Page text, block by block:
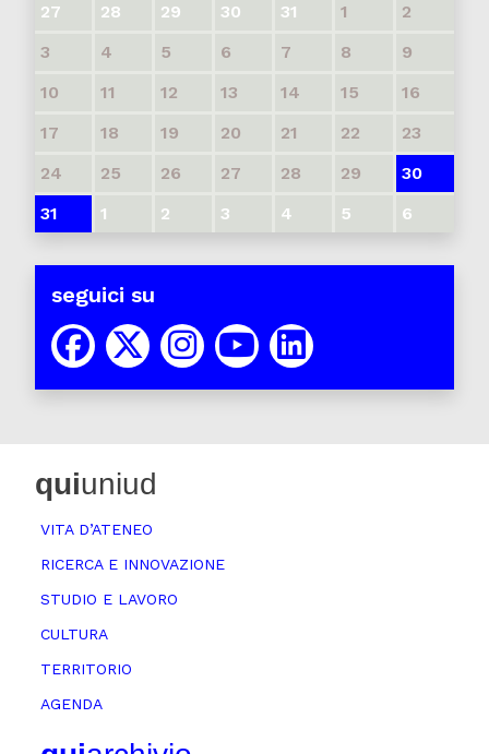
27 28 29 30 31 1
2
3
4 5 6 7 8
9
10
11 12 13 14 15
16
17
18 19 20 21 22
23
24
25 26 27 28 29
30
31
1 2 3 4 5 6
seguici su
quiuniud
VITA D’ATENEO
RICERCA E INNOVAZIONE
STUDIO E LAVORO
CULTURA
TERRITORIO
AGENDA